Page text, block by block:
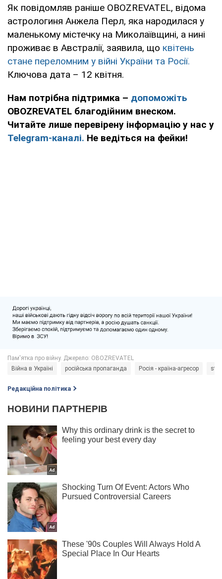
Як повідомляв раніше OBOZREVATEL, відома
астрологиня Анжела Перл, яка народилася у
маленькому містечку на Миколаївщині, а нині
проживає в Австралії, заявила, що квітень
стане переломним у війні України та Росії.
Ключова дата – 12 квітня.
Нам потрібна підтримка – допоможіть
OBOZREVATEL благодійним внеском.
Читайте лише перевірену інформацію у нас у
Telegram-каналі. Не ведіться на фейки!
Війна в Україні російська пропаганда Росія - країна-агресор
Редакційна політика